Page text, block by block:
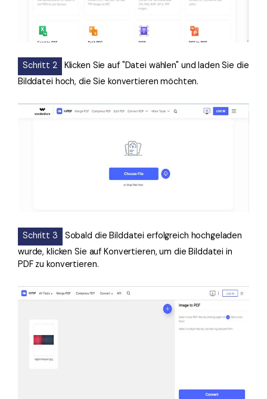
Schritt 2
Klicken Sie auf "Datei wählen" und laden Sie die
Bilddatei hoch, die Sie konvertieren möchten.
Schritt 3
Sobald die Bilddatei erfolgreich hochgeladen
wurde, klicken Sie auf Konvertieren, um die Bilddatei in
PDF zu konvertieren.